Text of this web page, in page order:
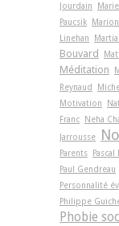
Jourdain
Paucsik
Linehan
Bouvard
Méditation
Reynaud
Motivation
Franc
Neha
Jarrousse
Parents
Paul Gendreau
Personnalité
Philippe
Phobie